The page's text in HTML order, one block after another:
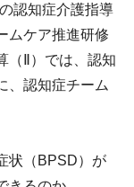
認知症介護指導
ムケア推進研修
（Ⅱ）では、認知
、認知症チーム
状（BPSD）が